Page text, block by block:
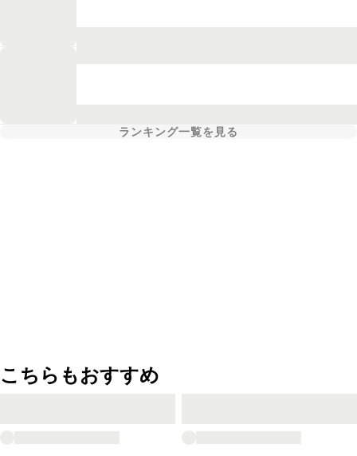
ランキング一覧を見る
こちらもおすすめ